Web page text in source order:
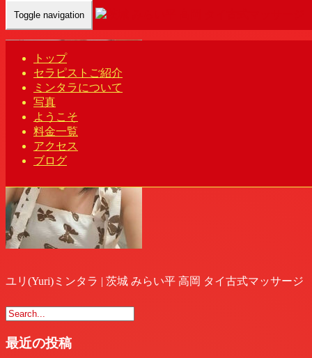
Toggle navigation
トップ
セラピストご紹介
ミンタラについて
写真
ようこそ
料金一覧
アクセス
ブログ
Home- ユリ(…
ユリ(Yuri)ミンタラ | 茨城 みらい平 高岡 タイ古式マッサージ
最近の投稿